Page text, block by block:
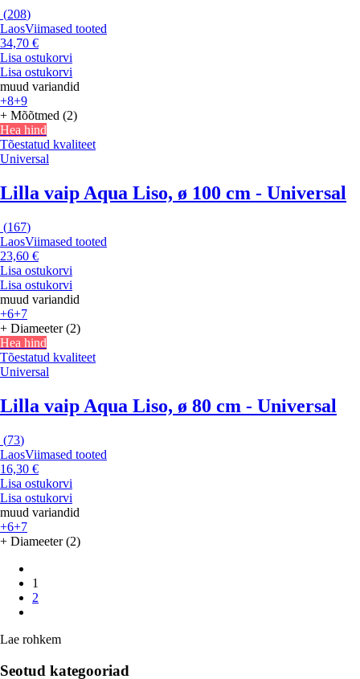
(208)
LaosViimased tooted
34,70 €
Lisa ostukorvi
Lisa ostukorvi
muud variandid
+8+9
+ Mõõtmed (2)
Hea hind
Tõestatud kvaliteet
Universal
Lilla vaip Aqua Liso, ø 100 cm - Universal
(167)
LaosViimased tooted
23,60 €
Lisa ostukorvi
Lisa ostukorvi
muud variandid
+6+7
+ Diameeter (2)
Hea hind
Tõestatud kvaliteet
Universal
Lilla vaip Aqua Liso, ø 80 cm - Universal
(73)
LaosViimased tooted
16,30 €
Lisa ostukorvi
Lisa ostukorvi
muud variandid
+6+7
+ Diameeter (2)
1
2
Lae rohkem
Seotud kategooriad